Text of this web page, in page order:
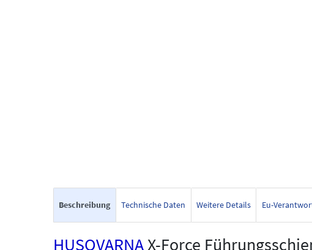
Beschreibung Technische Daten Weitere Details Eu-
HUSQVARNAX-Force